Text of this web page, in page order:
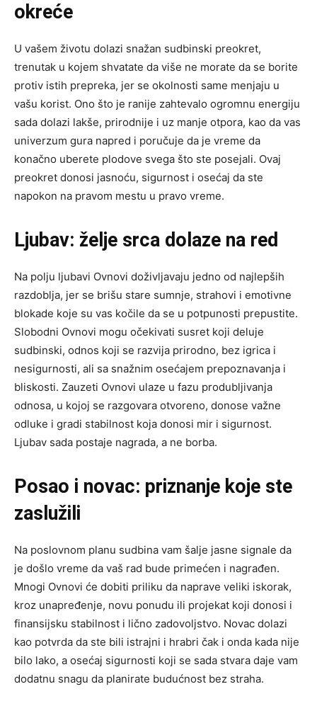
okreće
U vašem životu dolazi snažan sudbinski preokret,
trenutak u kojem shvatate da više ne morate da se borite
protiv istih prepreka, jer se okolnosti same menjaju u
vašu korist. Ono što je ranije zahtevalo ogromnu energiju
sada dolazi lakše, prirodnije i uz manje otpora, kao da vas
univerzum gura napred i poručuje da je vreme da
konačno uberete plodove svega što ste posejali. Ovaj
preokret donosi jasnoću, sigurnost i osećaj da ste
napokon na pravom mestu u pravo vreme.
Ljubav: želje srca dolaze na red
Na polju ljubavi Ovnovi doživljavaju jedno od najlepših
razdoblja, jer se brišu stare sumnje, strahovi i emotivne
blokade koje su vas kočile da se u potpunosti prepustite.
Slobodni Ovnovi mogu očekivati susret koji deluje
sudbinski, odnos koji se razvija prirodno, bez igrica i
nesigurnosti, ali sa snažnim osećajem prepoznavanja i
bliskosti. Zauzeti Ovnovi ulaze u fazu produbljivanja
odnosa, u kojoj se razgovara otvoreno, donose važne
odluke i gradi stabilnost koja donosi mir i sigurnost.
Ljubav sada postaje nagrada, a ne borba.
Posao i novac: priznanje koje ste
zaslužili
Na poslovnom planu sudbina vam šalje jasne signale da
je došlo vreme da vaš rad bude primećen i nagrađen.
Mnogi Ovnovi će dobiti priliku da naprave veliki iskorak,
kroz unapređenje, novu ponudu ili projekat koji donosi i
finansijsku stabilnost i lično zadovoljstvo. Novac dolazi
kao potvrda da ste bili istrajni i hrabri čak i onda kada nije
bilo lako, a osećaj sigurnosti koji se sada stvara daje vam
dodatnu snagu da planirate budućnost bez straha.